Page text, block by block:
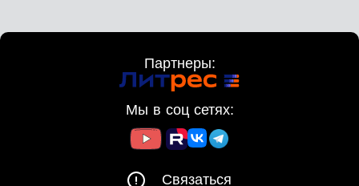
Партнеры:
Мы в соц сетях:
Связаться